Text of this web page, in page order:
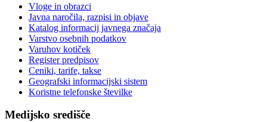
Vloge in obrazci
Javna naročila, razpisi in objave
Katalog informacij javnega značaja
Varstvo osebnih podatkov
Varuhov kotiček
Register predpisov
Ceniki, tarife, takse
Geografski informacijski sistem
Koristne telefonske številke
Medijsko središče